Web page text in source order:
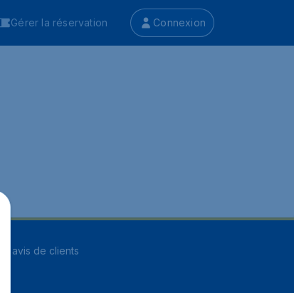
Gérer la réservation Connexion
avis de clients